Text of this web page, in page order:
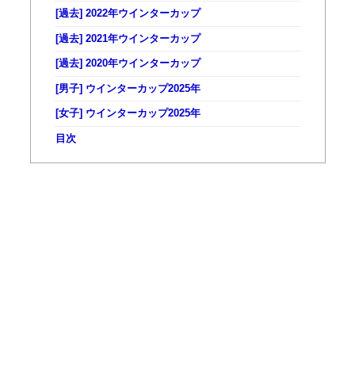
[過去] 2022年ウインターカップ
[過去] 2021年ウインターカップ
[過去] 2020年ウインターカップ
[男子] ウインターカップ2025年
[女子] ウインターカップ2025年
目次